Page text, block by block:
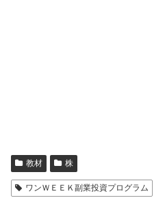
教材 株
ワンＷＥＥＫ副業投資プログラム